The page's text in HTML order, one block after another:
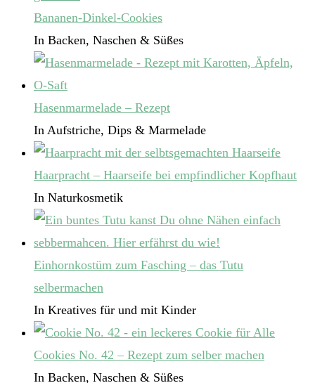
Bananen-Dinkel-Cookies
In Backen, Naschen & Süßes
Hasenmarmelade – Rezept
In Aufstriche, Dips & Marmelade
Haarpracht – Haarseife bei empfindlicher Kopfhaut
In Naturkosmetik
Einhornkostüm zum Fasching – das Tutu
selbermachen
In Kreatives für und mit Kinder
Cookies No. 42 – Rezept zum selber machen
In Backen, Naschen & Süßes